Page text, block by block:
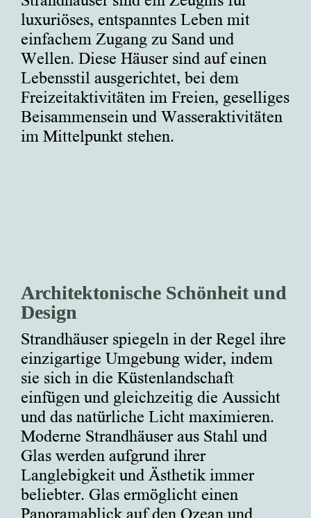
luxuriöses, entspanntes Leben mit
einfachem Zugang zu Sand und
Wellen. Diese Häuser sind auf einen
Lebensstil ausgerichtet, bei dem
Freizeitaktivitäten im Freien, geselliges
Beisammensein und Wasseraktivitäten
im Mittelpunkt stehen.
Architektonische Schönheit und
Design
Strandhäuser spiegeln in der Regel ihre
einzigartige Umgebung wider, indem
sie sich in die Küstenlandschaft
einfügen und gleichzeitig die Aussicht
und das natürliche Licht maximieren.
Moderne Strandhäuser aus Stahl und
Glas werden aufgrund ihrer
Langlebigkeit und Ästhetik immer
beliebter. Glas ermöglicht einen
Panoramablick auf den Ozean und